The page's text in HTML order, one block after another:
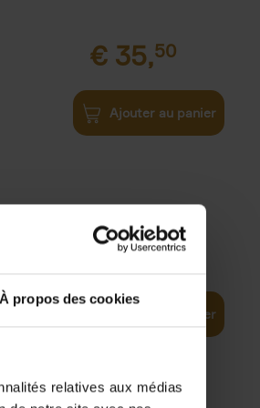
À propos des cookies
relatives aux médias
€ 35,50
Ajouter au panier
37,50
Ajouter au panier